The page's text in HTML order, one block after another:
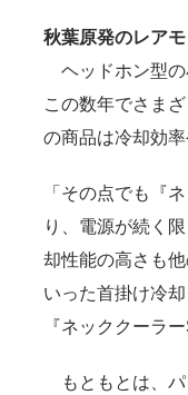
秋葉原発のレア
ヘッドホン型の
この数年でさま
の商品は冷却効
「その点でも『
り、電源が続く
却性能の高さも
いった首掛け冷
『ネッククーラ
もともとは、パ